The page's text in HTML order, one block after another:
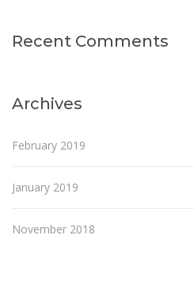
Recent Comments
Archives
February 2019
January 2019
November 2018